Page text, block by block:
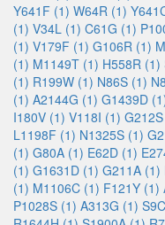
Y641F (1) W64R (1)
(1) V34L (1) C61G (1)
(1) V179F (1) G106R (1)
(1) M1149T (1) H558R (1)
(1) R199W (1) N86S (1)
(1) A2144G (1) G1439D
I180V (1) V118I (1)
L1198F (1) N1325S (1)
(1) G80A (1) E62D (1)
(1) G1631D (1) G211A (1)
(1) M1106C (1) F121Y (1)
P1028S (1) A313G (1)